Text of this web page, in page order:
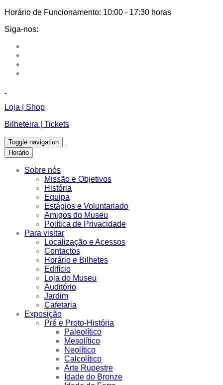
Horário de Funcionamento: 10:00 - 17:30 horas
Siga-nos:
Loja | Shop
Bilheteira | Tickets
Toggle navigation
Horário
Sobre nós
Missão e Objetivos
História
Equipa
Estágios e Voluntariado
Amigos do Museu
Política de Privacidade
Para visitar
Localização e Acessos
Contactos
Horário e Bilhetes
Edifício
Loja do Museu
Auditório
Jardim
Cafetaria
Exposição
Pré e Proto-História
Paleolítico
Mesolítico
Neolítico
Calcolítico
Arte Rupestre
Idade do Bronze